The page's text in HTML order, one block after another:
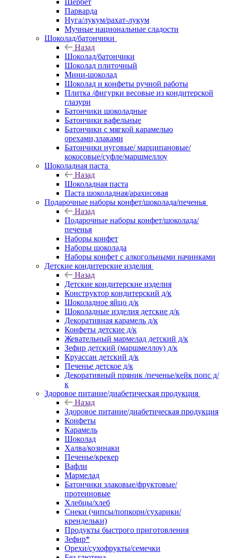
Щербет
Парварда
Нуга/лукум/рахат-лукум
Мучные национальные сладости
Шоколад/батончики
Назад
Шоколад/батончики
Шоколад плиточный
Мини-шоколад
Шоколад и конфеты ручной работы
Плитка /фигурки весовые из кондитерской
глазури
Батончики шоколадные
Батончики вафельные
Батончики с мягкой карамелью
орехами,злаками
Батончики нуговые/ марципановые/
кокосовые/суфле/маршмеллоу
Шоколадная паста
Назад
Шоколадная паста
Паста шоколадная/арахисовая
Подарочные наборы конфет/шоколада/печенья
Назад
Подарочные наборы конфет/шоколада/
печенья
Наборы конфет
Наборы шоколада
Наборы конфет с алкогольными начинками
Детские кондитерские изделия
Назад
Детские кондитерские изделия
Конструктор кондитерский д/к
Шоколадное яйцо д/к
Шоколадные изделия детские д/к
Декоративная карамель д/к
Конфеты детские д/к
Жевательный мармелад детский д/к
Зефир детский (маршмеллоу) д/к
Круассан детский д/к
Печенье детское д/к
Декоративный пряник /печенье/кейк попс д/
к
Здоровое питание/диабетическая продукция
Назад
Здоровое питание/диабетическая продукция
Конфеты
Карамель
Шоколад
Халва/козинаки
Печенье/крекер
Вафли
Мармелад
Батончики злаковые/фруктовые/
протеиновые
Хлебцы/хлеб
Снеки (чипсы/попкорн/сухарики/
крендельки)
Продукты быстрого приготовления
Зефир*
Орехи/сухофрукты/семечки